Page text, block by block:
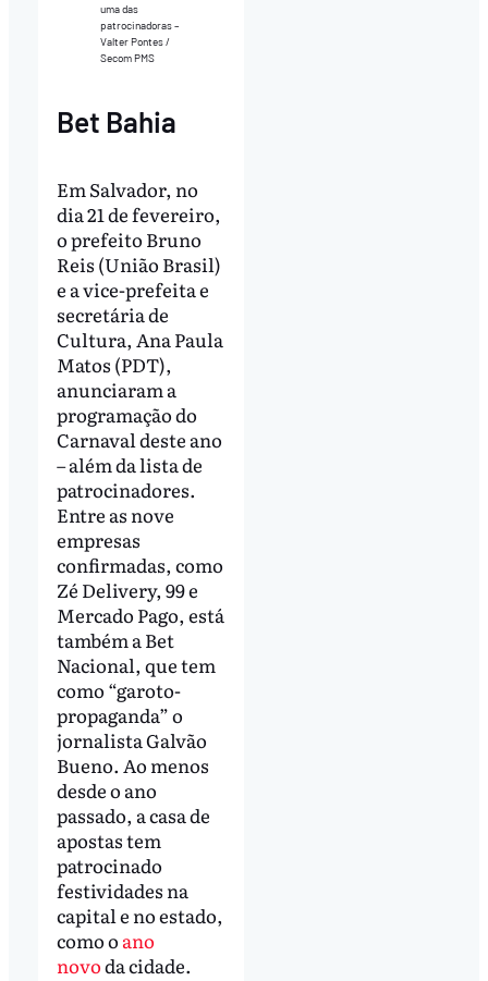
uma das
patrocinadoras –
Valter Pontes /
Secom PMS
Bet Bahia
Em Salvador, no
dia 21 de fevereiro,
o prefeito Bruno
Reis (União Brasil)
e a vice-prefeita e
secretária de
Cultura, Ana Paula
Matos (PDT),
anunciaram a
programação do
Carnaval deste ano
– além da lista de
patrocinadores.
Entre as nove
empresas
confirmadas, como
Zé Delivery, 99 e
Mercado Pago, está
também a Bet
Nacional, que tem
como “garoto-
propaganda” o
jornalista Galvão
Bueno. Ao menos
desde o ano
passado, a casa de
apostas tem
patrocinado
festividades na
capital e no estado,
como o ano
novoda cidade.